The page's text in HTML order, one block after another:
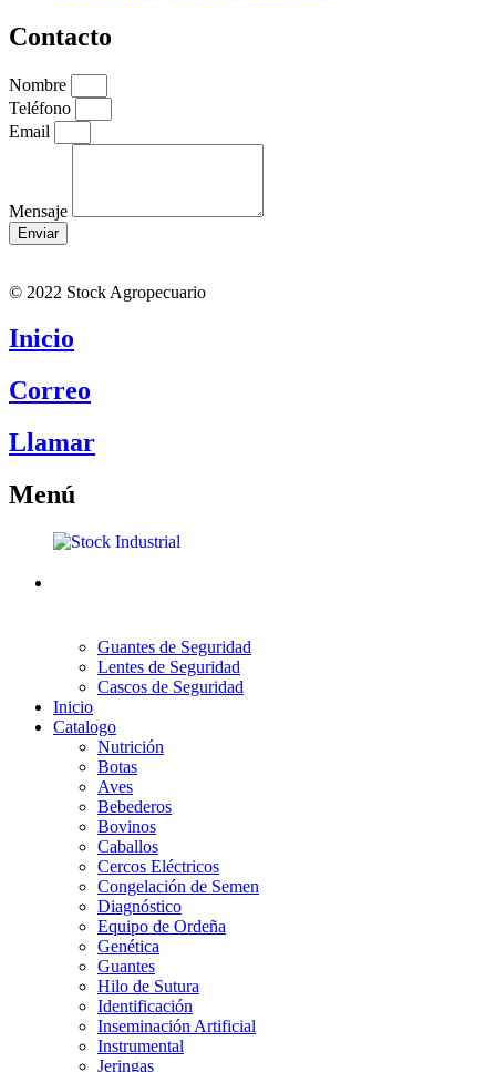
Contacto
Nombre
Teléfono
Email
Mensaje
Enviar
© 2022 Stock Agropecuario
Inicio
Correo
Llamar
Menú
Guantes de Seguridad
Lentes de Seguridad
Cascos de Seguridad
Inicio
Catalogo
Nutrición
Botas
Aves
Bebederos
Bovinos
Caballos
Cercos Eléctricos
Congelación de Semen
Diagnóstico
Equipo de Ordeña
Genética
Guantes
Hilo de Sutura
Identificación
Inseminación Artificial
Instrumental
Jeringas